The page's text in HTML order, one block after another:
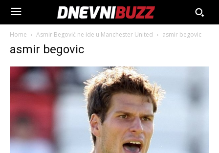
Home Asmir Begović ne ide u Manchester United asmir begovic
asmir begovic